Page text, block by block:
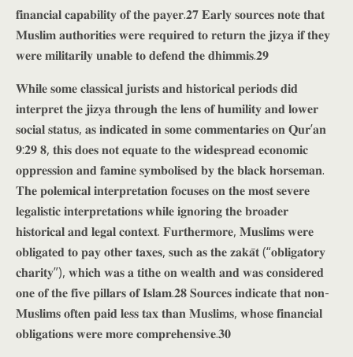
𝐟𝐢𝐧𝐚𝐧𝐜𝐢𝐚𝐥 𝐜𝐚𝐩𝐚𝐛𝐢𝐥𝐢𝐭𝐲 𝐨𝐟 𝐭𝐡𝐞 𝐩𝐚𝐲𝐞𝐫.𝟐𝟕 𝐄𝐚𝐫𝐥𝐲 𝐬𝐨𝐮𝐫𝐜𝐞𝐬 𝐧𝐨𝐭𝐞 𝐭𝐡𝐚𝐭
𝐌𝐮𝐬𝐥𝐢𝐦 𝐚𝐮𝐭𝐡𝐨𝐫𝐢𝐭𝐢𝐞𝐬 𝐰𝐞𝐫𝐞 𝐫𝐞𝐪𝐮𝐢𝐫𝐞𝐝 𝐭𝐨 𝐫𝐞𝐭𝐮𝐫𝐧 𝐭𝐡𝐞 𝐣𝐢𝐳𝐲𝐚 𝐢𝐟 𝐭𝐡𝐞𝐲
𝐰𝐞𝐫𝐞 𝐦𝐢𝐥𝐢𝐭𝐚𝐫𝐢𝐥𝐲 𝐮𝐧𝐚𝐛𝐥𝐞 𝐭𝐨 𝐝𝐞𝐟𝐞𝐧𝐝 𝐭𝐡𝐞 𝐝𝐡𝐢𝐦𝐦𝐢𝐬.𝟐𝟗
𝐖𝐡𝐢𝐥𝐞 𝐬𝐨𝐦𝐞 𝐜𝐥𝐚𝐬𝐬𝐢𝐜𝐚𝐥 𝐣𝐮𝐫𝐢𝐬𝐭𝐬 𝐚𝐧𝐝 𝐡𝐢𝐬𝐭𝐨𝐫𝐢𝐜𝐚𝐥 𝐩𝐞𝐫𝐢𝐨𝐝𝐬 𝐝𝐢𝐝
𝐢𝐧𝐭𝐞𝐫𝐩𝐫𝐞𝐭 𝐭𝐡𝐞 𝐣𝐢𝐳𝐲𝐚 𝐭𝐡𝐫𝐨𝐮𝐠𝐡 𝐭𝐡𝐞 𝐥𝐞𝐧𝐬 𝐨𝐟 𝐡𝐮𝐦𝐢𝐥𝐢𝐭𝐲 𝐚𝐧𝐝 𝐥𝐨𝐰𝐞𝐫
𝐬𝐨𝐜𝐢𝐚𝐥 𝐬𝐭𝐚𝐭𝐮𝐬, 𝐚𝐬 𝐢𝐧𝐝𝐢𝐜𝐚𝐭𝐞𝐝 𝐢𝐧 𝐬𝐨𝐦𝐞 𝐜𝐨𝐦𝐦𝐞𝐧𝐭𝐚𝐫𝐢𝐞𝐬 𝐨𝐧 𝐐𝐮𝐫’𝐚𝐧
𝟗:𝟐𝟗 𝟖, 𝐭𝐡𝐢𝐬 𝐝𝐨𝐞𝐬 𝐧𝐨𝐭 𝐞𝐪𝐮𝐚𝐭𝐞 𝐭𝐨 𝐭𝐡𝐞 𝐰𝐢𝐝𝐞𝐬𝐩𝐫𝐞𝐚𝐝 𝐞𝐜𝐨𝐧𝐨𝐦𝐢𝐜
𝐨𝐩𝐩𝐫𝐞𝐬𝐬𝐢𝐨𝐧 𝐚𝐧𝐝 𝐟𝐚𝐦𝐢𝐧𝐞 𝐬𝐲𝐦𝐛𝐨𝐥𝐢𝐬𝐞𝐝 𝐛𝐲 𝐭𝐡𝐞 𝐛𝐥𝐚𝐜𝐤 𝐡𝐨𝐫𝐬𝐞𝐦𝐚𝐧.
𝐓𝐡𝐞 𝐩𝐨𝐥𝐞𝐦𝐢𝐜𝐚𝐥 𝐢𝐧𝐭𝐞𝐫𝐩𝐫𝐞𝐭𝐚𝐭𝐢𝐨𝐧 𝐟𝐨𝐜𝐮𝐬𝐞𝐬 𝐨𝐧 𝐭𝐡𝐞 𝐦𝐨𝐬𝐭 𝐬𝐞𝐯𝐞𝐫𝐞
𝐥𝐞𝐠𝐚𝐥𝐢𝐬𝐭𝐢𝐜 𝐢𝐧𝐭𝐞𝐫𝐩𝐫𝐞𝐭𝐚𝐭𝐢𝐨𝐧𝐬 𝐰𝐡𝐢𝐥𝐞 𝐢𝐠𝐧𝐨𝐫𝐢𝐧𝐠 𝐭𝐡𝐞 𝐛𝐫𝐨𝐚𝐝𝐞𝐫
𝐡𝐢𝐬𝐭𝐨𝐫𝐢𝐜𝐚𝐥 𝐚𝐧𝐝 𝐥𝐞𝐠𝐚𝐥 𝐜𝐨𝐧𝐭𝐞𝐱𝐭. 𝐅𝐮𝐫𝐭𝐡𝐞𝐫𝐦𝐨𝐫𝐞, 𝐌𝐮𝐬𝐥𝐢𝐦𝐬 𝐰𝐞𝐫𝐞
𝐨𝐛𝐥𝐢𝐠𝐚𝐭𝐞𝐝 𝐭𝐨 𝐩𝐚𝐲 𝐨𝐭𝐡𝐞𝐫 𝐭𝐚𝐱𝐞𝐬, 𝐬𝐮𝐜𝐡 𝐚𝐬 𝐭𝐡𝐞 𝐳𝐚𝐤𝐚̄𝐭 (“𝐨𝐛𝐥𝐢𝐠𝐚𝐭𝐨𝐫𝐲
𝐜𝐡𝐚𝐫𝐢𝐭𝐲”), 𝐰𝐡𝐢𝐜𝐡 𝐰𝐚𝐬 𝐚 𝐭𝐢𝐭𝐡𝐞 𝐨𝐧 𝐰𝐞𝐚𝐥𝐭𝐡 𝐚𝐧𝐝 𝐰𝐚𝐬 𝐜𝐨𝐧𝐬𝐢𝐝𝐞𝐫𝐞𝐝
𝐨𝐧𝐞 𝐨𝐟 𝐭𝐡𝐞 𝐟𝐢𝐯𝐞 𝐩𝐢𝐥𝐥𝐚𝐫𝐬 𝐨𝐟 𝐈𝐬𝐥𝐚𝐦.𝟐𝟖 𝐒𝐨𝐮𝐫𝐜𝐞𝐬 𝐢𝐧𝐝𝐢𝐜𝐚𝐭𝐞 𝐭𝐡𝐚𝐭 𝐧𝐨𝐧-
𝐌𝐮𝐬𝐥𝐢𝐦𝐬 𝐨𝐟𝐭𝐞𝐧 𝐩𝐚𝐢𝐝 𝐥𝐞𝐬𝐬 𝐭𝐚𝐱 𝐭𝐡𝐚𝐧 𝐌𝐮𝐬𝐥𝐢𝐦𝐬, 𝐰𝐡𝐨𝐬𝐞 𝐟𝐢𝐧𝐚𝐧𝐜𝐢𝐚𝐥
𝐨𝐛𝐥𝐢𝐠𝐚𝐭𝐢𝐨𝐧𝐬 𝐰𝐞𝐫𝐞 𝐦𝐨𝐫𝐞 𝐜𝐨𝐦𝐩𝐫𝐞𝐡𝐞𝐧𝐬𝐢𝐯𝐞.𝟑𝟎